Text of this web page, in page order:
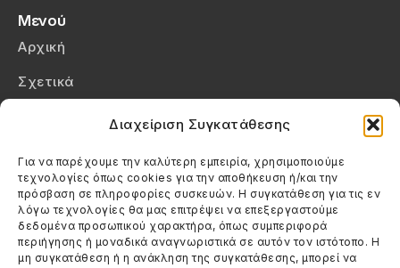
Διαχείριση Συγκατάθεσης
Για να παρέχουμε την καλύτερη εμπειρία, χρησιμοποιούμε
τεχνολογίες όπως cookies για την αποθήκευση ή/και την
πρόσβαση σε πληροφορίες συσκευών. Η συγκατάθεση για τις εν
λόγω τεχνολογίες θα μας επιτρέψει να επεξεργαστούμε
δεδομένα προσωπικού χαρακτήρα, όπως συμπεριφορά
περιήγησης ή μοναδικά αναγνωριστικά σε αυτόν τον ιστότοπο. Η
μη συγκατάθεση ή η ανάκληση της συγκατάθεσης, μπορεί να
Μενού
Αρχική
Σχετικά
Πολιτική Cookies (ΕΕ)
Στοιχεία Επικοινωνίας
Καλεσέ μας